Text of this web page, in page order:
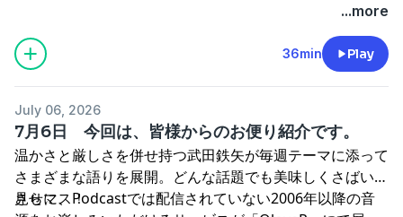
...more
36min Play
July 06, 2026
7月6日 今回は、皆様からのお便り紹介です。
温かさと厳しさを併せ持つ武田鉄矢が毎週テーマに添って
さまざまな語りを展開。どんな話題でも美味しくさばいて
見せマス！
さらに、Podcastでは配信されていない2006年以降の音